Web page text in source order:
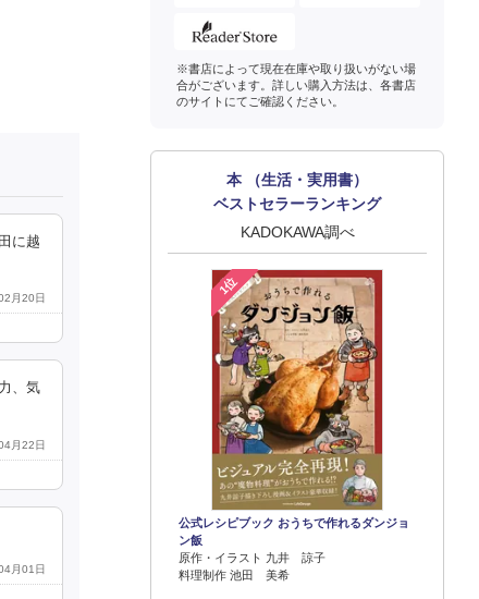
に越
月20日
、気
月22日
月01日
※書店によって現在在庫や取り扱いがない場
合がございます。詳しい購入方法は、各書店
のサイトにてご確認ください。
本 （生活・実用書）
ベストセラーランキング
KADOKAWA調べ
1位
公式レシピブック おうちで作れるダンジョ
ン飯
原作・イラスト 九井 諒子
料理制作 池田 美希